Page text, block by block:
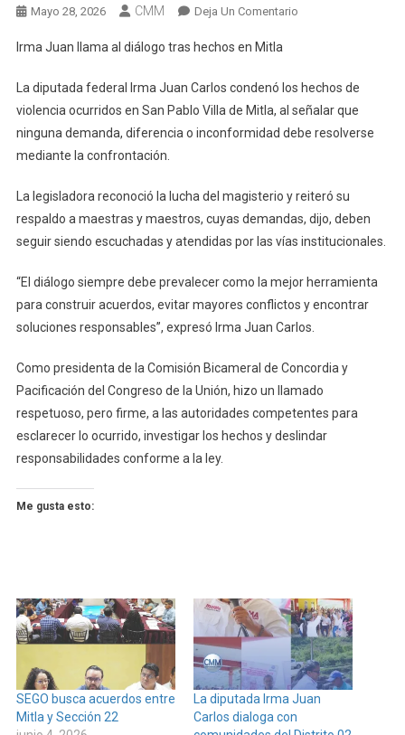
Mayo 28, 2026 CMM Deja Un ComentarioEn
Al
Diálogo
Tras
Mitla
Irma Juan llama al diálogo tras hechos en Mitla
La diputada federal Irma Juan Carlos condenó los hechos de
violencia ocurridos en San Pablo Villa de Mitla, al señalar que
ninguna demanda, diferencia o inconformidad debe resolverse
mediante la confrontación.
La legisladora reconoció la lucha del magisterio y reiteró su
respaldo a maestras y maestros, cuyas demandas, dijo, deben
seguir siendo escuchadas y atendidas por las vías institucionales.
“El diálogo siempre debe prevalecer como la mejor herramienta
para construir acuerdos, evitar mayores conflictos y encontrar
soluciones responsables”, expresó Irma Juan Carlos.
Como presidenta de la Comisión Bicameral de Concordia y
Pacificación del Congreso de la Unión, hizo un llamado
respetuoso, pero firme, a las autoridades competentes para
esclarecer lo ocurrido, investigar los hechos y deslindar
responsabilidades conforme a la ley.
Me gusta esto:
SEGO busca acuerdos entre
Mitla y Sección 22
La diputada Irma Juan
Carlos dialoga con